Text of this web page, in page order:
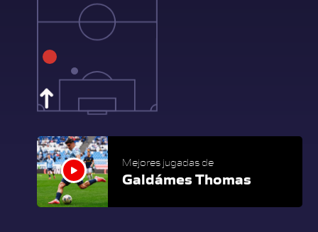
Mejores jugadas de
Galdámes Thomas